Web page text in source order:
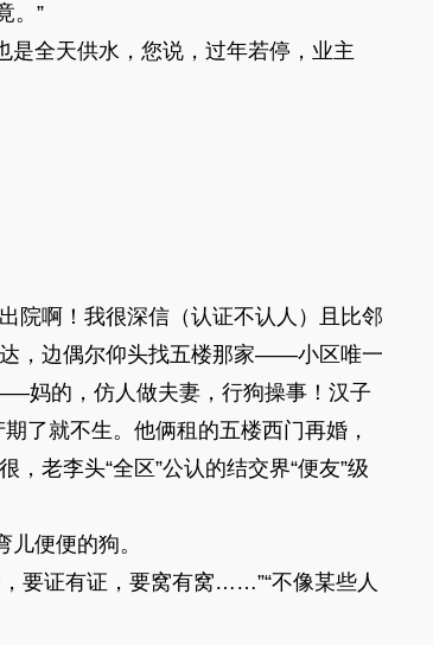
。”
全天供水，您说，过年若停，业主
院啊！我很深信（认证不认人）且比邻
达，边偶尔仰头找五楼那家——小区唯一
妈的，仿人做夫妻，行狗操事！汉子
了就不生。他俩租的五楼西门再婚，
老李头“全区”公认的结交界“便友”级
便便的狗。
要证有证，要窝有窝……”“不像某些人